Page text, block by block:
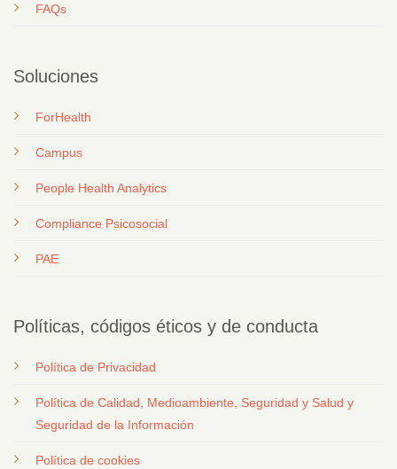
FAQs
Soluciones
ForHealth
Campus
People Health Analytics
Compliance Psicosocial
PAE
Políticas, códigos éticos y de conducta
Política de Privacidad
Política de Calidad, Medioambiente, Seguridad y Salud y
Seguridad de la Información
Política de cookies